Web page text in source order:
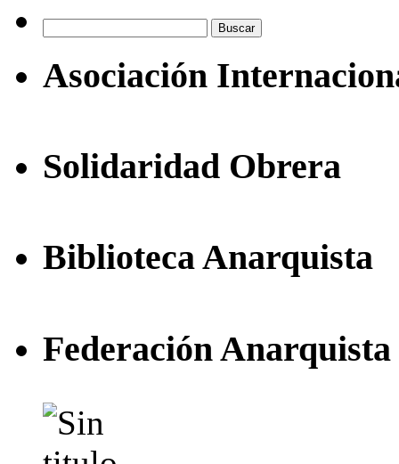
Asociación
Solidaridad Obrera
Biblioteca Anarquista
Federación